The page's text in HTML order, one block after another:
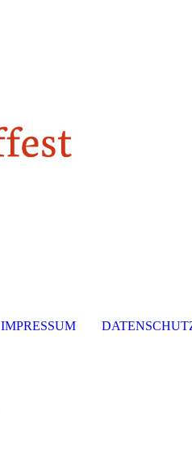
IMPRESSUM